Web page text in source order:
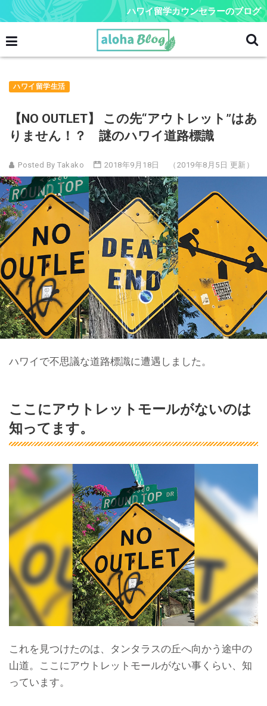
ハワイ留学カウンセラーのブログ
ハワイ留学生活
【NO OUTLET】 この先“アウトレット”はあ
りません！？ 謎のハワイ道路標識
Posted By Takako 2018年9月18日 （2019年8月5日 更新）
ハワイで不思議な道路標識に遭遇しました。
ここにアウトレットモールがないのは
知ってます。
これを見つけたのは、タンタラスの丘へ向かう途中の
山道。ここにアウトレットモールがない事くらい、知
っています。